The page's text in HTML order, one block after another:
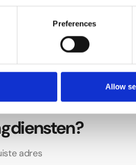
Preferences
Allow
beste
adres